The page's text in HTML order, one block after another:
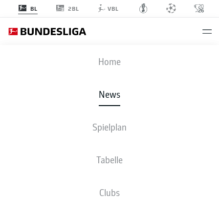
BL 2BL VBL
Home
News
Spielplan
Tabelle
Clubs
Manuel Neuer in der letzten Ligarunde- © DFL/Getty Images/Sebastian